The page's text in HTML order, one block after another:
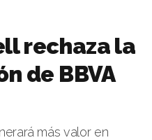
rechaza la
de BBVA
más valor en